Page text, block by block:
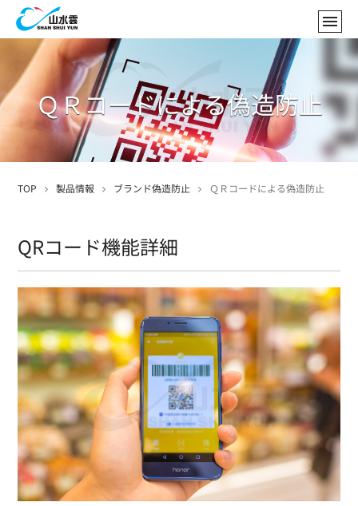
ＱＲコードによる偽造防止
TOP 製品情報 ブランド偽造防止 ＱＲコードによる偽造防止
QRコード機能詳細